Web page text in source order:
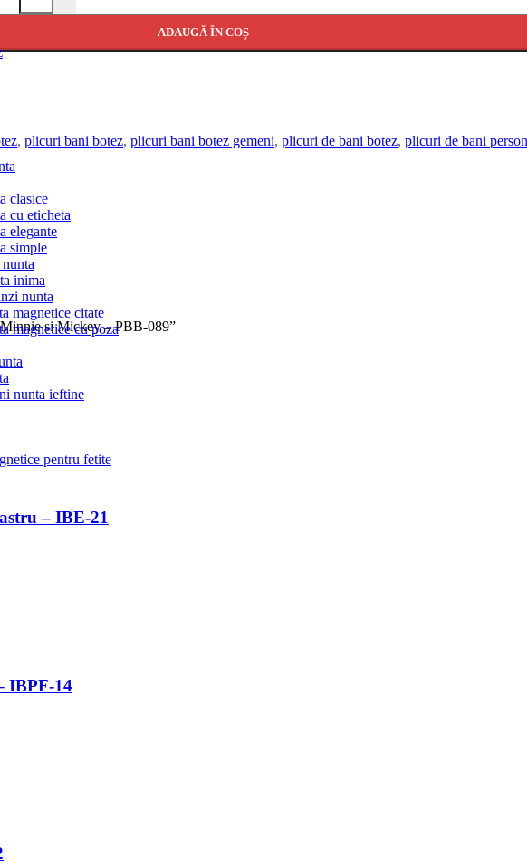
clasice
cu eticheta
elegante
simple
inima
nunta
magnetice citate
magnetice cu poza
nunta ieftine
pentru fetite
ADAUGĂ ÎN COȘ
, plicuri bani botez, plicuri bani botez gemeni, plicuri de bani botez, plicuri de bani
si Mickey – PBB-089”
– IBE-21
IBPF-14